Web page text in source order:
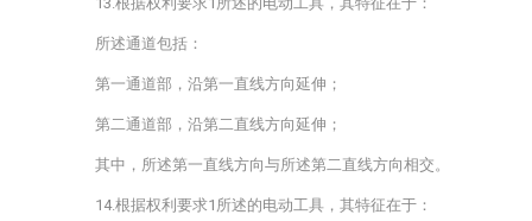
所述通道包括：
第一通道部，沿第一直线方向延伸；
第二通道部，沿第二直线方向延伸；
其中，所述第一直线方向与所述第二直线方向相交。
14.根据权利要求1所述的电动工具，其特征在于：